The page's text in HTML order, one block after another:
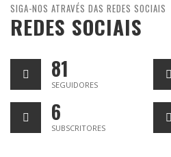
SIGA-NOS ATRAVÉS DAS REDES SOCIAIS
REDES SOCIAIS
81
SEGUIDORES
6
SUBSCRITORES